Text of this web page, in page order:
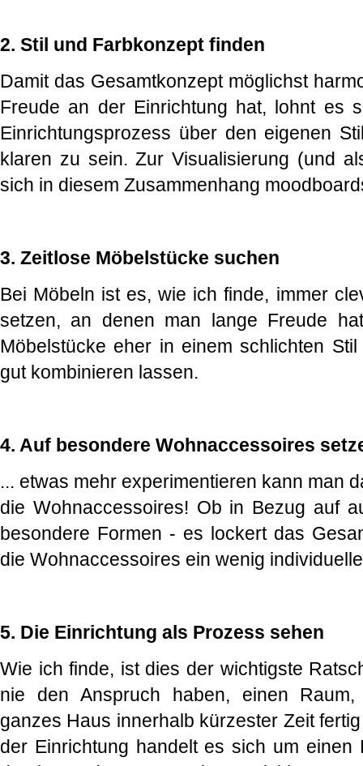
2. Stil und Farbkonzept finden
Damit das Gesamtkonzept möglichst
Freude an der Einrichtung hat, lohnt es
Einrichtungsprozess über den eigenen
klaren zu sein. Zur Visualisierung (und
sich in diesem Zusammenhang
3. Zeitlose Möbelstücke suchen
Bei Möbeln ist es, wie ich finde, immer
setzen, an denen man lange Freude
Möbelstücke eher in einem schlichten
gut kombinieren lassen.
4. Auf besondere Wohnaccessoires
... etwas mehr experimentieren kann man
die Wohnaccessoires! Ob in Bezug auf
besondere Formen - es lockert das
die Wohnaccessoires ein wenig
5. Die Einrichtung als Prozess sehen
Wie ich finde, ist dies der wichtigste
nie den Anspruch haben, einen
ganzes Haus innerhalb kürzester Zeit
der Einrichtung handelt es sich um